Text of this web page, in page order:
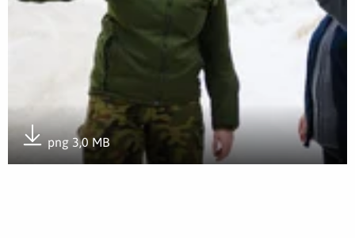
png 3,0 MB
Pobierz załącznik